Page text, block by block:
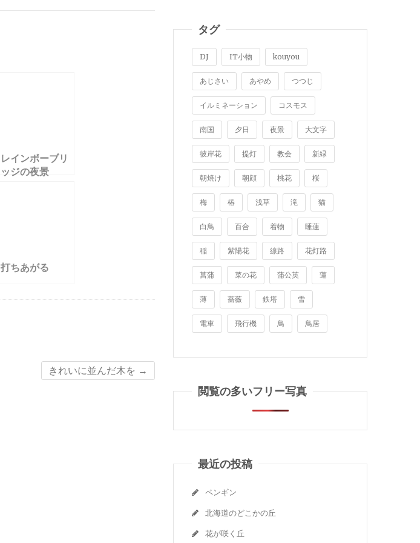
レインボーブリ
ッジの夜景
打ちあがる
きれいに並んだ木を →
タグ
DJ IT小物 kouyou
あじさい あやめ つつじ
イルミネーション コスモス
南国 夕日 夜景 大文字
彼岸花 提灯 教会 新緑
朝焼け 朝顔 桃花 桜
梅 椿 浅草 滝 猫
白鳥 百合 着物 睡蓮
稲 紫陽花 線路 花灯路
菖蒲 菜の花 蒲公英 蓮
薄 薔薇 鉄塔 雪
電車 飛行機 鳥 鳥居
閲覧の多いフリー写真
最近の投稿
ペンギン
北海道のどこかの丘
花が咲く丘